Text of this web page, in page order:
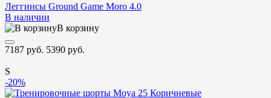
Леггинсы Ground Game Moro 4.0
В наличии
В корзину
7187 руб. 5390 руб.
S
-20%